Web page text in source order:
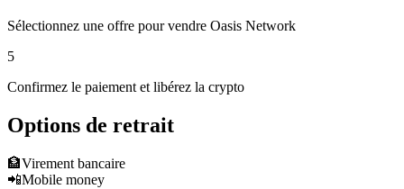
Sélectionnez une offre pour vendre Oasis Network
5
Confirmez le paiement et libérez la crypto
Options de retrait
🏦Virement bancaire
📲Mobile money